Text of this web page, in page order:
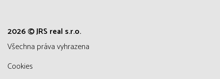
2026 © JRS real s.r.o.
všechna práva vyhrazena
Cookies